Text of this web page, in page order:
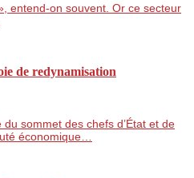
entend-on souvent. Or ce secteur
de redynamisation
sommet des chefs d’État et de
économique…